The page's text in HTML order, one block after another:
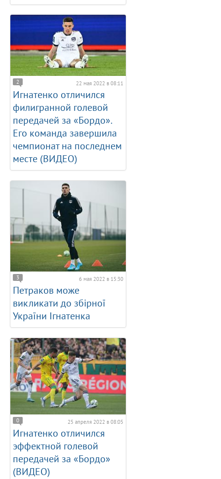
2 22 мая 2022 в 08:11
Игнатенко отличился
филигранной голевой
передачей за «Бордо».
Его команда завершила
чемпионат на последнем
месте (ВИДЕО)
3 6 мая 2022 в 15:30
Петраков може
викликати до збірної
України Ігнатенка
0 25 апреля 2022 в 08:05
Игнатенко отличился
эффектной голевой
передачей за «Бордо»
(ВИДЕО)